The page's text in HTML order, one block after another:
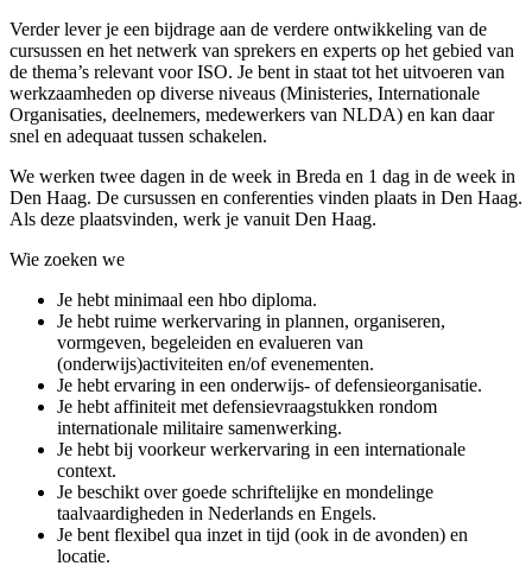
Verder lever je een bijdrage aan de verdere ontwikkeling van de
cursussen en het netwerk van sprekers en experts op het gebied van
de thema’s relevant voor ISO. Je bent in staat tot het uitvoeren van
werkzaamheden op diverse niveaus (Ministeries, Internationale
Organisaties, deelnemers, medewerkers van NLDA) en kan daar
snel en adequaat tussen schakelen.
We werken twee dagen in de week in Breda en 1 dag in de week in
Den Haag. De cursussen en conferenties vinden plaats in Den Haag.
Als deze plaatsvinden, werk je vanuit Den Haag.
Wie zoeken we
Je hebt minimaal een hbo diploma.
Je hebt ruime werkervaring in plannen, organiseren,
vormgeven, begeleiden en evalueren van
(onderwijs)activiteiten en/of evenementen.
Je hebt ervaring in een onderwijs- of defensieorganisatie.
Je hebt affiniteit met defensievraagstukken rondom
internationale militaire samenwerking.
Je hebt bij voorkeur werkervaring in een internationale
context.
Je beschikt over goede schriftelijke en mondelinge
taalvaardigheden in Nederlands en Engels.
Je bent flexibel qua inzet in tijd (ook in de avonden) en
locatie.